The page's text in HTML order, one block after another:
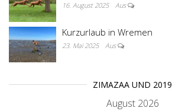
16. August 2025 Aus
Kurzurlaub in Wremen
23. Mai 2025 Aus
ZIMAZAA UND 2019
August 2026